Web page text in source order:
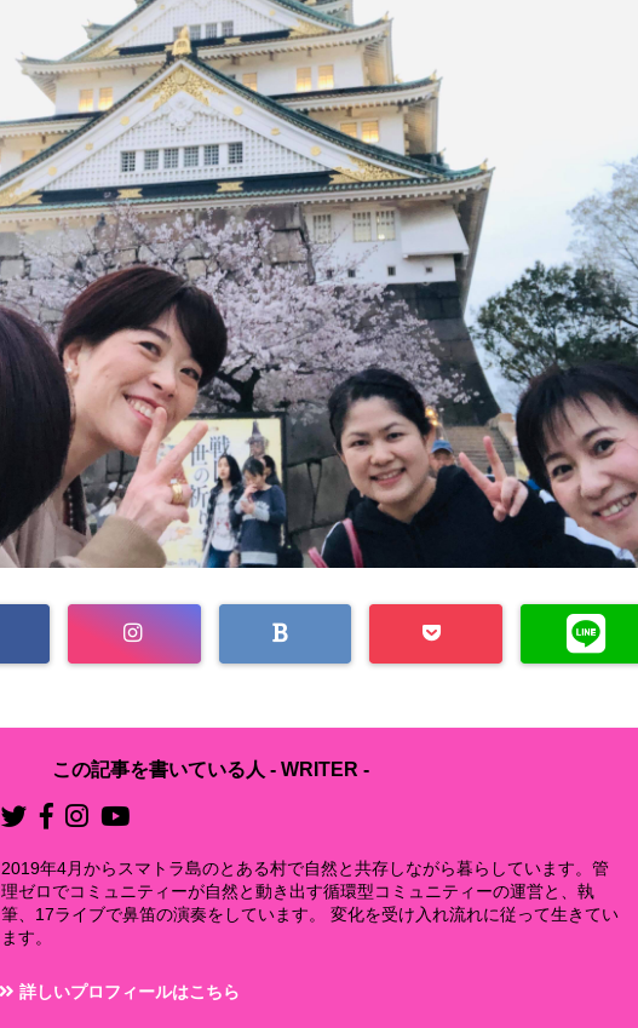
この記事を書いている人 - WRITER -
2019年4月からスマトラ島のとある村で自然と共存しながら暮らしています。管
理ゼロでコミュニティーが自然と動き出す循環型コミュニティーの運営と、執
筆、17ライブで鼻笛の演奏をしています。 変化を受け入れ流れに従って生きてい
ます。
詳しいプロフィールはこちら